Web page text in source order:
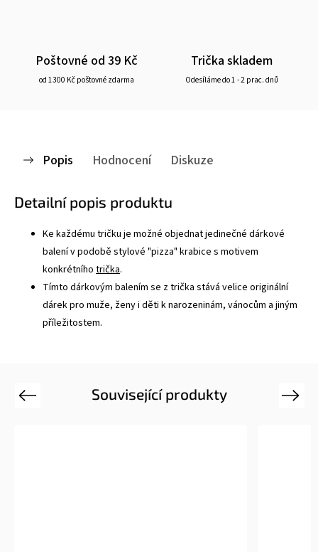
Poštovné od 39 Kč
od 1300 Kč poštovné zdarma
Trička skladem
Odesíláme do 1 - 2 prac. dnů
Popis Hodnocení Diskuze
Detailní popis produktu
Ke každému tričku je možné objednat jedinečné dárkové
balení v podobě stylové "pizza" krabice s motivem
konkrétního trička.
Tímto dárkovým balením se z trička stává velice originální
dárek pro muže, ženy i děti k narozeninám, vánocům a jiným
příležitostem.
Související produkty
Previous Next